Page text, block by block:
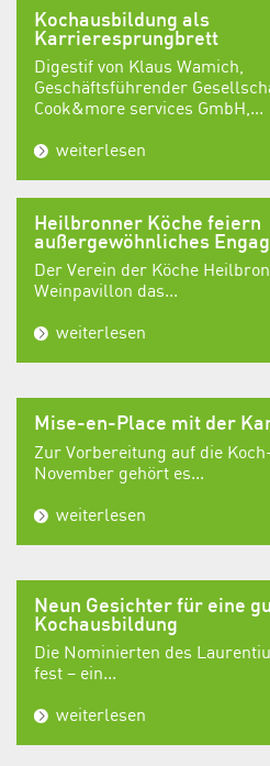
Kochausbildung als
Karrieresprungbrett
Digestif von Klaus Wamich,
Geschäftsführender
Cook&more services GmbH,...
weiterlesen
Heilbronner Köche feiern
außergewöhnliches
Der Verein der Köche
Weinpavillon das...
weiterlesen
Mise-en-Place mit der
Zur Vorbereitung auf die
November gehört es...
weiterlesen
Neun Gesichter für eine
Kochausbildung
Die Nominierten des
fest – ein...
weiterlesen